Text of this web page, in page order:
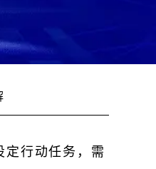
定行动任务，需